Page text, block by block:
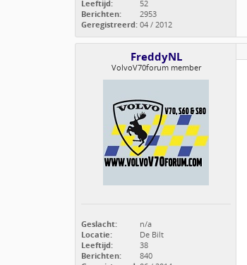
Leeftijd:
52
Berichten:
2953
Geregistreerd: 04 / 2012
FreddyNL
VolvoV70forum member
Geslacht:
n/a
Locatie:
De Bilt
Leeftijd:
38
Berichten:
840